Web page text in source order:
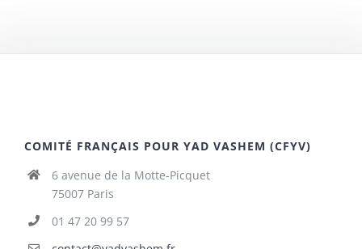
COMITÉ FRANÇAIS POUR YAD VASHEM (CFYV)
6 avenue de la Motte-Picquet
75007 Paris
01 47 20 99 57